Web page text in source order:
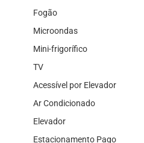
Fogão
Microondas
Mini-frigorífico
TV
Acessível por Elevador
Ar Condicionado
Elevador
Estacionamento Pago